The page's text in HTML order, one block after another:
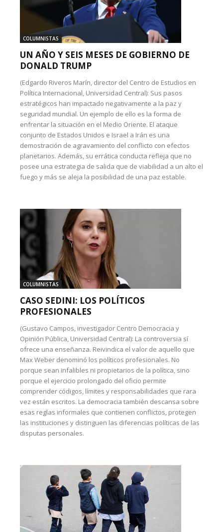
COLUMNISTAS
UN AÑO Y SEIS MESES DE GOBIERNO DE
DONALD TRUMP
(Edgardo Riveros Marín, director del Centro de Estudios en
Política Internacional, Universidad Central): Sus pasos
estratégicos han impactado negativamente a la paz y
seguridad mundial. Un ejemplo de ello es la forma de
enfrentar la situación en el Medio Oriente. El ataque
conjunto de Estados Unidos e Israel a Irán es una
demostración de agravamiento del conflicto con efectos
planetarios. Además, su errática conducta refleja que no
posee una estrategia de salida que de viabilidad a un alto el
fuego y más se aleja la posibilidad de una paz estable.
COLUMNISTAS
CASO SEDINI: LOS POLÍTICOS
PROFESIONALES
(Gustavo Campos, investigador Centro Democracia y
Opinión Pública, Universidad Central): La controversia sí
ofrece una enseñanza. Reivindica el valor de aquello que
Max Weber denominó los políticos profesionales. No
porque sean infalibles ni propietarios de la política, sino
porque el ejercicio prolongado del oficio permite
comprender códigos, límites y responsabilidades que rara
vez están escritos. La democracia también descansa sobre
esas reglas informales que contienen conflictos, protegen
las instituciones y distinguen las diferencias políticas de las
disputas personales.